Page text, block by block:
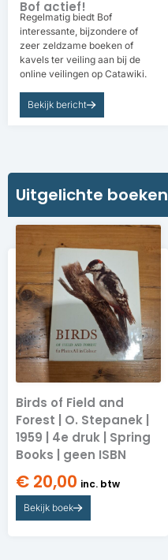
Bof actief!
Regelmatig biedt Bof
interessante, bijzondere of
zeer zeldzame boeken of
kavels ter veiling aan bij de
online veilingen op Catawiki.
Bekijk bericht
Uitgelichte boeken
Birds of Field and
Forest | O. Stepanek |
1959 | 4e druk | Spring
Books | geen ISBN
€ 20,00 inc. btw
Bekijk boek